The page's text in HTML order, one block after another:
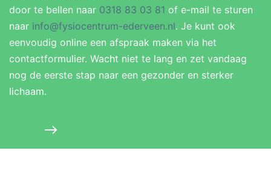
door te bellen naar 0318 83 03 81 of e-mail te sturen
naar info@fysiocentrum-ederveen.nl. Je kunt ook
eenvoudig online een afspraak maken via het
contactformulier. Wacht niet te lang en zet vandaag
nog de eerste stap naar een gezonder en sterker
lichaam.